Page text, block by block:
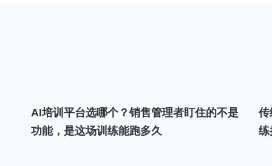
AI培训平台选哪个？销售管理者盯住的不是
功能，是这场训练能跑多久
传
练